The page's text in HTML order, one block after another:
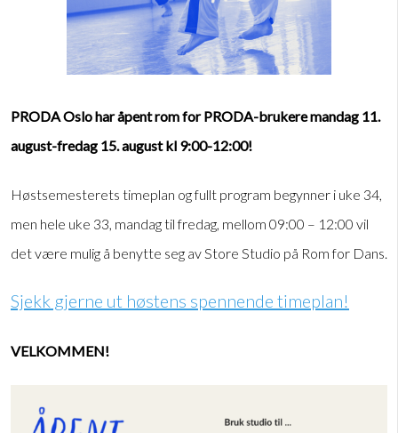
PRODA Oslo har åpent rom for PRODA-brukere mandag 11.
august-fredag 15. august kl 9:00-12:00!
Høstsemesterets timeplan og fullt program begynner i uke 34,
men hele uke 33, mandag til fredag, mellom 09:00 – 12:00 vil
det være mulig å benytte seg av Store Studio på Rom for Dans.
Sjekk gjerne ut høstens spennende timeplan!
VELKOMMEN!